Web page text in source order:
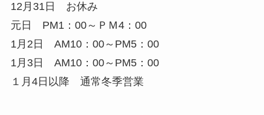
12月31日 お休み
元日 PM1：00～ＰＭ4：00
1月2日 AM10：00～PM5：00
1月3日 AM10：00～PM5：00
１月4日以降 通常冬季営業